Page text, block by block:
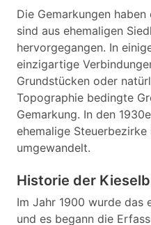
Die Gemarkungen
sind aus ehemaligen
hervorgegangen. In
einzigartige
Grundstücken oder
Topographie bedingte
Gemarkung. In den
ehemalige Steuerbezirke
umgewandelt.
Historie der
Im Jahr 1900 wurde das
und es begann die